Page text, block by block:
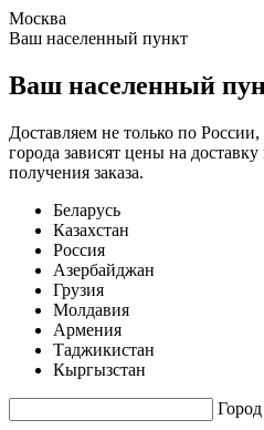
Москва
Ваш населенный пункт
Ваш населенный
Доставляем не только по
города зависят цены на
получения заказа.
Беларусь
Казахстан
Россия
Азербайджан
Грузия
Молдавия
Армения
Таджикистан
Кыргызстан
Город